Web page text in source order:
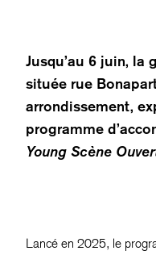
Jusqu’au 6 juin, la
située rue
arrondissement,
programme
Young Scène
Lancé en 2025, le